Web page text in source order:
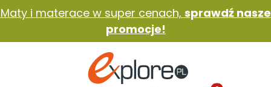
Maty i materace w super cenach, sprawdź nasze
promocje!